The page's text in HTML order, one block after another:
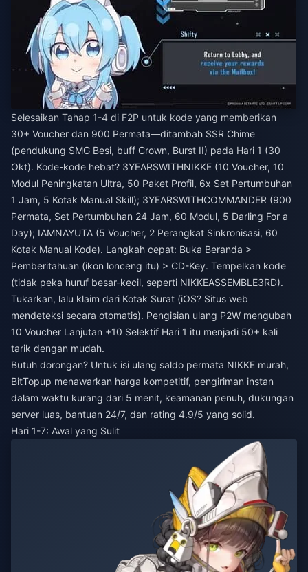
Selesaikan Tahap 1-4 di F2P untuk kode yang memberikan
30+ Voucher dan 900 Permata—ditambah SSR Chime
(pendukung SMG Besi, buff Crown, Burst II) pada Hari 1 (30
Okt). Kode-kode hebat? 3YEARSWITHNIKKE (10 Voucher, 10
Modul Peningkatan Ultra, 50 Paket Profil, 6x Set Pertumbuhan
1 Jam, 5 Kotak Manual Skill); 3YEARSWITHCOMMANDER (900
Permata, Set Pertumbuhan 24 Jam, 60 Modul, 5 Darling For a
Day); IAMNAYUTA (5 Voucher, 2 Perangkat Sinkronisasi, 60
Kotak Manual Kode). Langkah cepat: Buka Beranda >
Pemberitahuan (ikon lonceng itu) > CD-Key. Tempelkan kode
(tidak peka huruf besar-kecil, seperti NIKKEASSEMBLE3RD).
Tukarkan, lalu klaim dari Kotak Surat (iOS? Situs web
mendeteksi secara otomatis). Pengisian ulang P2W mengubah
10 Voucher Lanjutan +10 Selektif Hari 1 itu menjadi 50+ kali
tarik dengan mudah.
Butuh dorongan? Untuk isi ulang saldo permata NIKKE murah,
BitTopup menawarkan harga kompetitif, pengiriman instan
dalam waktu kurang dari 5 menit, keamanan penuh, dukungan
server luas, bantuan 24/7, dan rating 4.9/5 yang solid.
Hari 1-7: Awal yang Sulit